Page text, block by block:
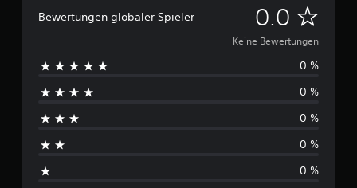
Bewertungen globaler Spieler 0.0 K
e
n
e
B
Keine Bewertungen
0 %
0 %
0 %
0 %
0 %